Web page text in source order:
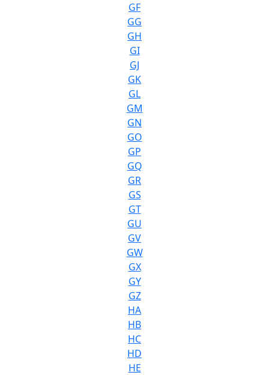
GF
GG
GH
GI
GJ
GK
GL
GM
GN
GO
GP
GQ
GR
GS
GT
GU
GV
GW
GX
GY
GZ
HA
HB
HC
HD
HE